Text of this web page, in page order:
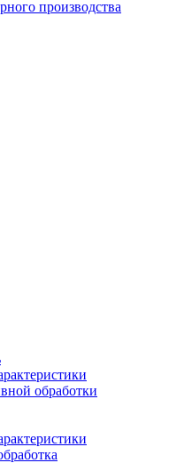
производства
обработки